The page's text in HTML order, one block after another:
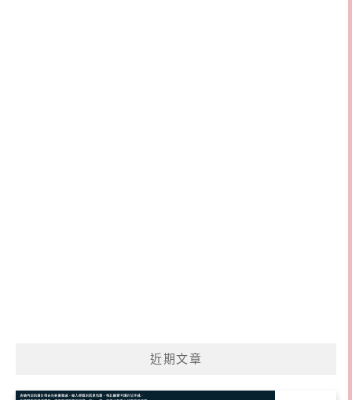
近期文章